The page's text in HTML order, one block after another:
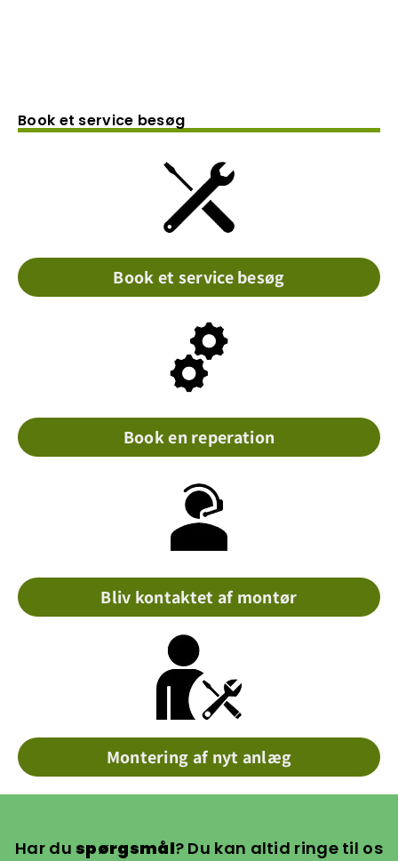
Book et service besøg
Book et service besøg
Book en reperation
Bliv kontaktet af montør
Montering af nyt anlæg
Har duspørgsmål? Du kan altid ringe til os